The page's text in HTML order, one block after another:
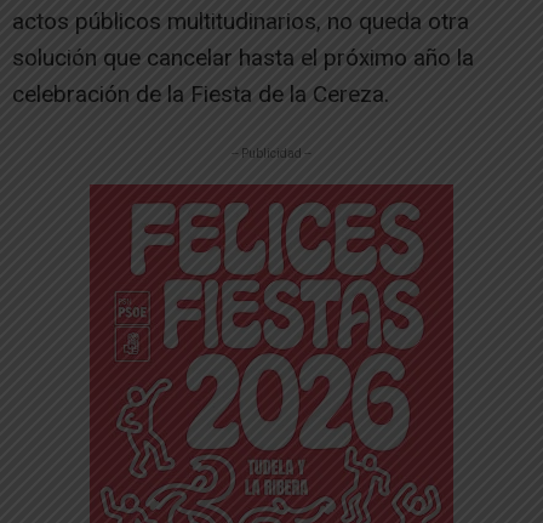
actos públicos multitudinarios, no queda otra
solución que cancelar hasta el próximo año la
celebración de la Fiesta de la Cereza.
-- Publicidad --